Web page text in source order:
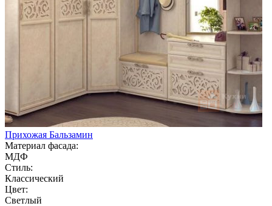
Прихожая Бальзамин
Материал фасада:
МДФ
Стиль:
Классический
Цвет:
Светлый